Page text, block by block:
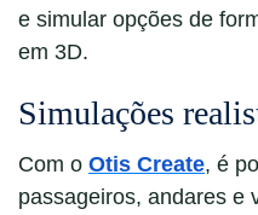
e simular opções de
em 3D.
Simulações
Com o Otis Create, é
passageiros, andares e